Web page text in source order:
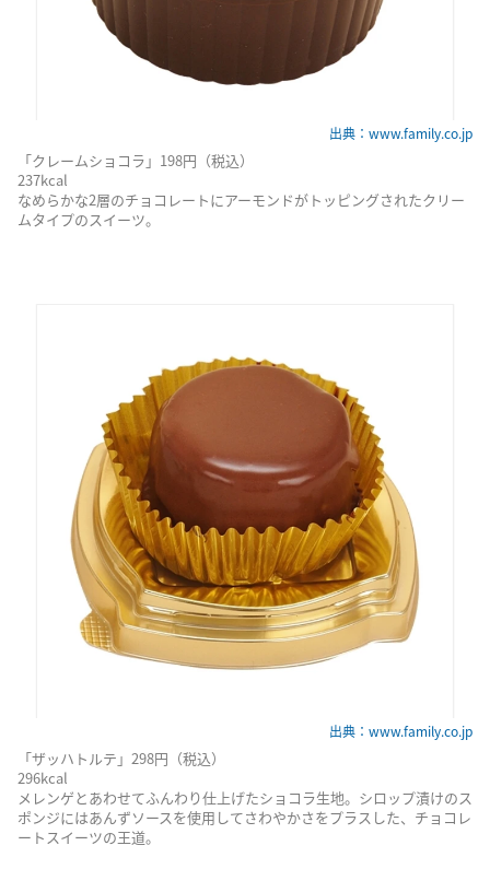
出典：www.family.co.jp
「クレームショコラ」198円（税込）
237kcal
なめらかな2層のチョコレートにアーモンドがトッピングされたクリー
ムタイプのスイーツ。
出典：www.family.co.jp
「ザッハトルテ」298円（税込）
296kcal
メレンゲとあわせてふんわり仕上げたショコラ生地。シロップ漬けのス
ポンジにはあんずソースを使用してさわやかさをプラスした、チョコレ
ートスイーツの王道。